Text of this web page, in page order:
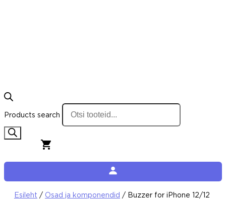
Products search
Esileht / Osad ja komponendid / Buzzer for iPhone 12/12